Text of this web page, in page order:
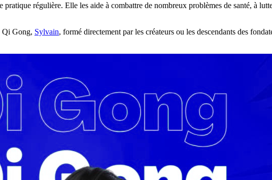
régulière. Elle les aide à combattre de nombreux problèmes de santé, à
Qi Gong, Sylvain, formé directement par les créateurs ou les descendants des